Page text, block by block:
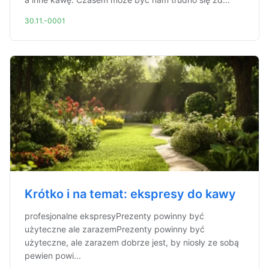
30.11.-0001
Krótko i na temat: ekspresy do kawy
profesjonalne ekspresyPrezenty powinny być
użyteczne ale zarazemPrezenty powinny być
użyteczne, ale zarazem dobrze jest, by niosły ze sobą
pewien powi...